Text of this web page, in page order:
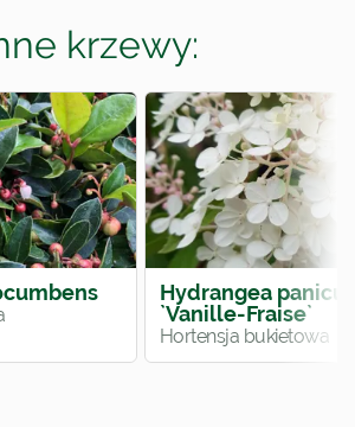
krzewy:
Hydrangea
`Vanille-Fraise`
Hortensja bukietowa